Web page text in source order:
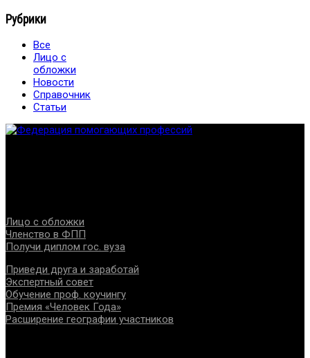
Рубрики
Все
Лицо с
обложки
Новости
Справочник
Статьи
Лицо с обложки
Членство в ФПП
Получи диплом гос. вуза
Приведи друга и заработай
Экспертный совет
Обучение проф. коучингу
Премия «Человек Года»
Расширение географии участников